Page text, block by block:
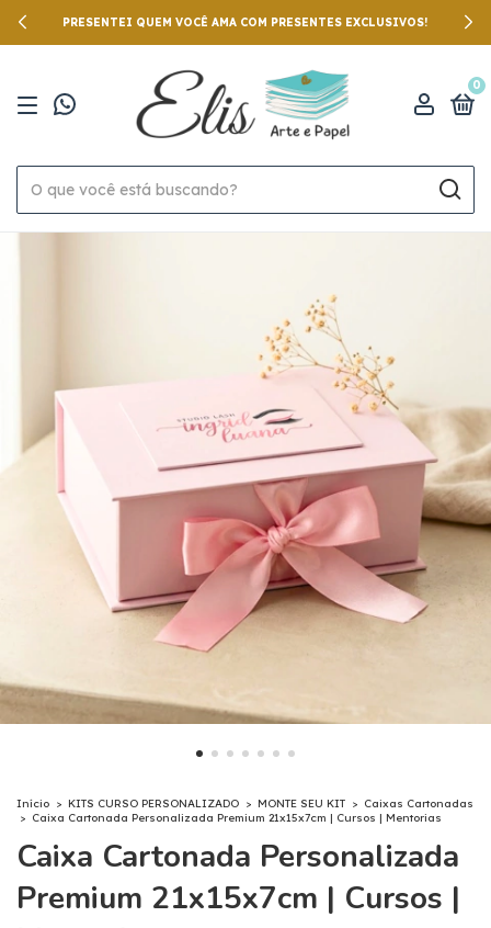
PRESENTEI QUEM VOCÊ AMA COM PRESENTES EXCLUSIVOS!
0
Início > KITS CURSO PERSONALIZADO > MONTE SEU KIT > Caixas Cartonadas
> Caixa Cartonada Personalizada Premium 21x15x7cm | Cursos | Mentorias
Caixa Cartonada Personalizada
Premium 21x15x7cm | Cursos |